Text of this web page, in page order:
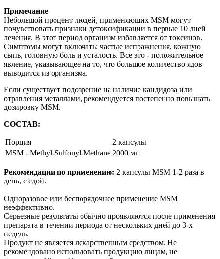
Примечание
Небольшой процент людей, применяющих MSM могут
почувствовать признаки детоксификации в первые 10 дней
лечения. В этот период организм избавляется от токсинов.
Симптомы могут включать: частые испражнения, кожную
сыпь, головную боль и усталость. Все это - положительное
явление, указывающее на то, что большое количество ядов
выводится из организма.
Если существует подозрение на наличие кандидоза или
отравления металлами, рекомендуется постепенно повышать
дозировку MSM.
СОСТАВ:
Порция
2 капсулы
MSM - Methyl-Sulfonyl-Methane 2000 мг.
Рекомендации по применению: 2 капсулы MSM 1-2 раза в
день, с едой.
Одноразовое или беспорядочное применение MSM
неэффективно.
Серьезные результаты обычно проявляются после применения
препарата в течении периода от нескольких дней до 3-х
недель.
Продукт не является лекарственным средством. Не
рекомендовано использовать продукцию лицам, не